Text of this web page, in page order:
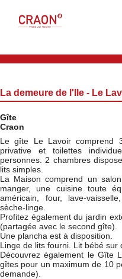
La demeure de l'Ile - Le
Gîte
Craon
Le gîte Le Lavoir comprend
privative et toilettes
personnes. 2 chambres
lits simples.
La Maison comprend un
manger, une cuisine toute
américain, four, lave-
sèche-linge.
Profitez également du jardin
(partagée avec le second gîte).
Une plancha est à disposition.
Linge de lits fourni. Lit bébé sur
Découvrez également le Gîte
gîtes pour un maximum de 10
demande).